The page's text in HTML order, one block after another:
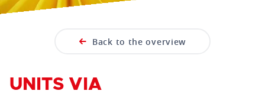
Back to the overview
UNITS VIA